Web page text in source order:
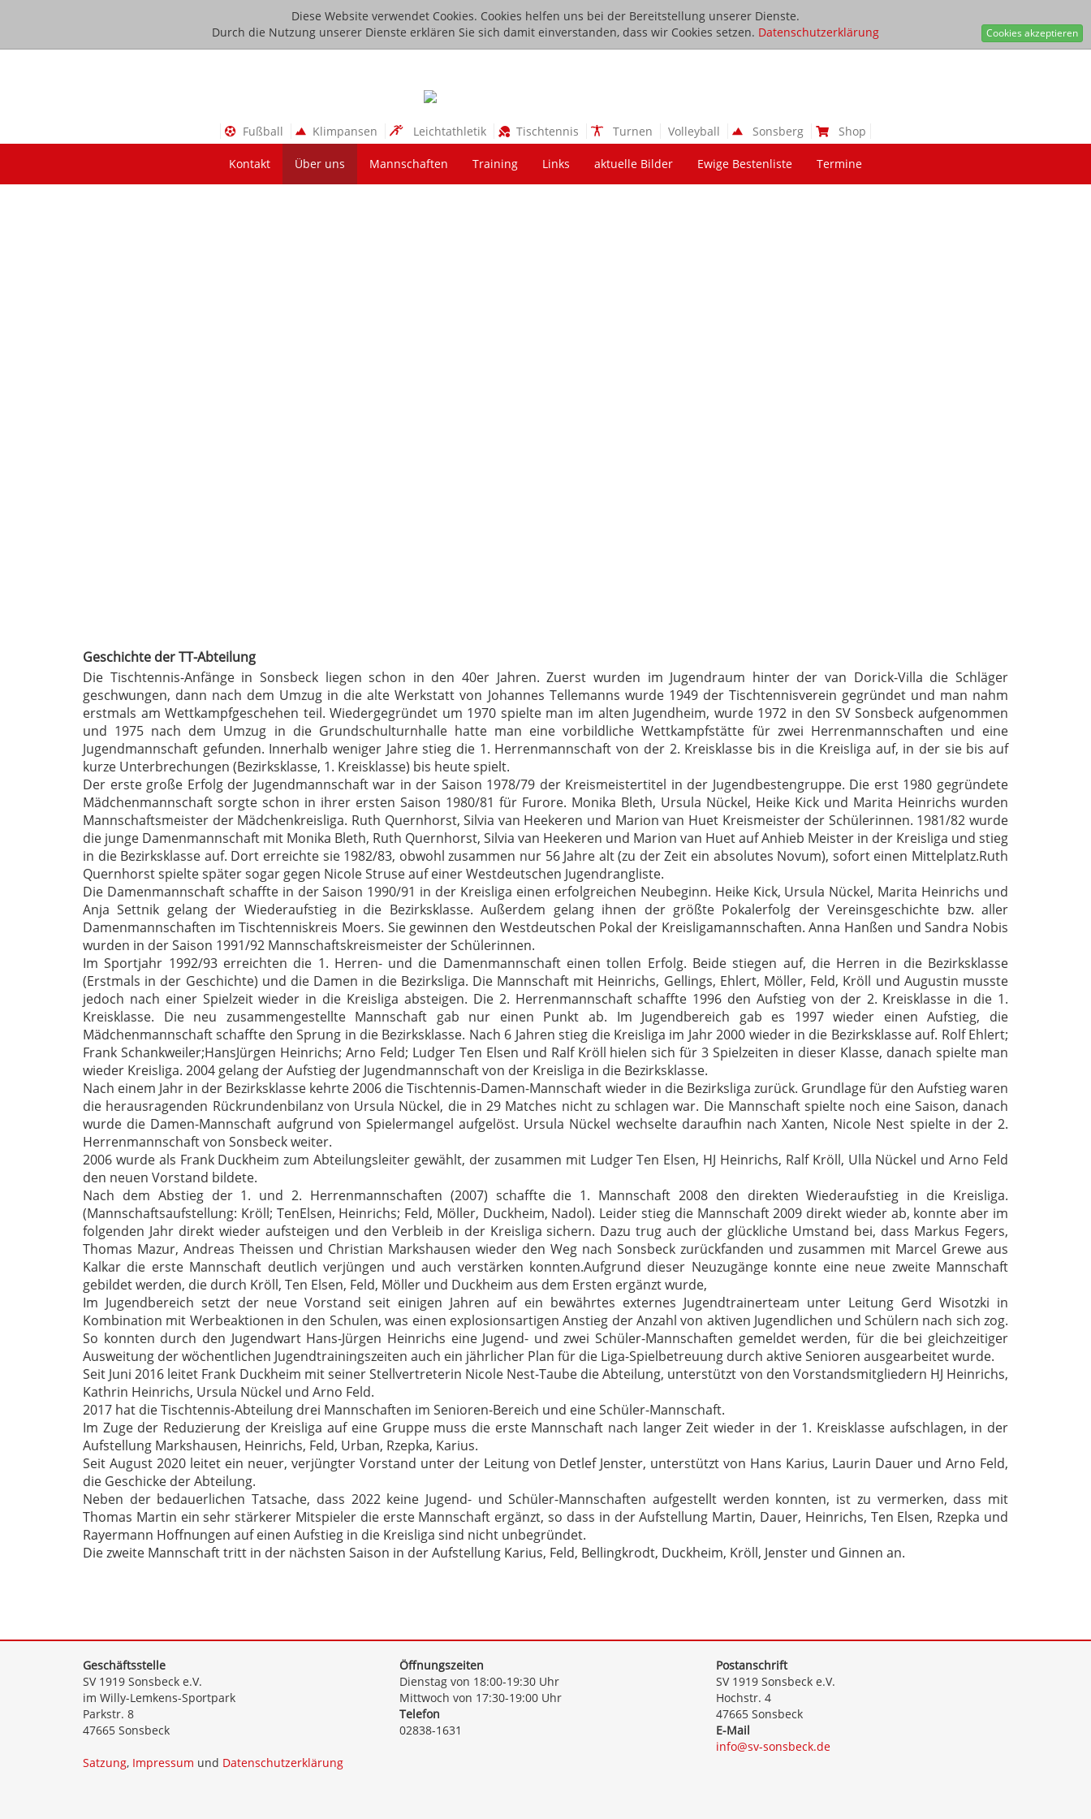
Diese Website verwendet Cookies. Cookies helfen uns bei der Bereitstellung unserer Dienste.
Durch die Nutzung unserer Dienste erklären Sie sich damit einverstanden, dass wir Cookies setzen. Datenschutzerklärung Cookies akzeptieren
Fußball Klimpansen Leichtathletik Tischtennis Turnen Volleyball Sonsberg Shop
Kontakt Über uns Mannschaften Training Links aktuelle Bilder Ewige Bestenliste Termine
Geschichte der TT-Abteilung
Die Tischtennis-Anfänge in Sonsbeck liegen schon in den 40er Jahren.Zuerst wurden im Jugendraum hinter der van Dorick-Villa die Schläger
geschwungen, dann nach dem Umzug in die alte Werkstatt von Johannes Tellemanns wurde 1949 der Tischtennisverein gegründet und man nahm
erstmals am Wettkampfgeschehen teil.Wiedergegründet um 1970 spielte man im alten Jugendheim, wurde 1972 in den SV Sonsbeck aufgenommen
und 1975 nach dem Umzug in die Grundschulturnhalle hatte man eine vorbildliche Wettkampfstätte für zwei Herrenmannschaften und eine
Jugendmannschaft gefunden. Innerhalb weniger Jahre stieg die 1. Herrenmannschaft von der 2. Kreisklasse bis in die Kreisliga auf, in der sie bis auf
kurze Unterbrechungen (Bezirksklasse, 1. Kreisklasse) bis heute spielt.
Der erste große Erfolg der Jugendmannschaft war in der Saison 1978/79 der Kreismeistertitel in der Jugendbestengruppe. Die erst 1980 gegründete
Mädchenmannschaft sorgte schon in ihrer ersten Saison 1980/81 für Furore. Monika Bleth, Ursula Nückel, Heike Kick und Marita Heinrichs wurden
Mannschaftsmeister der Mädchenkreisliga. Ruth Quernhorst, Silvia van Heekeren und Marion van Huet Kreismeister der Schülerinnen. 1981/82 wurde
die junge Damenmannschaft mit Monika Bleth, Ruth Quernhorst, Silvia van Heekeren und Marion van Huet auf Anhieb Meister in der Kreisliga und stieg
in die Bezirksklasse auf. Dort erreichte sie 1982/83, obwohl zusammen nur 56 Jahre alt (zu der Zeit ein absolutes Novum), sofort einen Mittelplatz.Ruth
Quernhorst spielte später sogar gegen Nicole Struse auf einer Westdeutschen Jugendrangliste.
Die Damenmannschaft schaffte in der Saison 1990/91 in der Kreisliga einen erfolgreichen Neubeginn. Heike Kick, Ursula Nückel, Marita Heinrichs und
Anja Settnik gelang der Wiederaufstieg in die Bezirksklasse.Außerdem gelang ihnen der größte Pokalerfolg der Vereinsgeschichte bzw.aller
Damenmannschaften im Tischtenniskreis Moers. Sie gewinnen den Westdeutschen Pokal der Kreisligamannschaften.Anna Hanßen und Sandra Nobis
wurden in der Saison 1991/92 Mannschaftskreismeister der Schülerinnen.
Im Sportjahr 1992/93 erreichten die 1. Herren- und die Damenmannschaft einen tollen Erfolg. Beide stiegen auf, die Herren in die Bezirksklasse
(Erstmals in der Geschichte) und die Damen in die Bezirksliga. Die Mannschaft mit Heinrichs, Gellings, Ehlert, Möller, Feld, Kröll und Augustin musste
jedoch nach einer Spielzeit wieder in die Kreisliga absteigen. Die 2. Herrenmannschaft schaffte 1996 den Aufstieg von der 2. Kreisklasse in die 1.
Kreisklasse. Die neu zusammengestellte Mannschaft gab nur einen Punkt ab. Im Jugendbereich gab es 1997 wieder einen Aufstieg, die
Mädchenmannschaft schaffte den Sprung in die Bezirksklasse. Nach 6 Jahren stieg die Kreisliga im Jahr 2000 wieder in die Bezirksklasse auf. Rolf Ehlert;
Frank Schankweiler;HansJürgen Heinrichs; Arno Feld; Ludger Ten Elsen und Ralf Kröll hielen sich für 3 Spielzeiten in dieser Klasse, danach spielte man
wieder Kreisliga. 2004 gelang der Aufstieg der Jugendmannschaft von der Kreisliga in die Bezirksklasse.
Nach einem Jahr in der Bezirksklasse kehrte 2006 die Tischtennis-Damen-Mannschaft wieder in die Bezirksliga zurück. Grundlage für den Aufstieg waren
die herausragenden Rückrundenbilanz von Ursula Nückel, die in 29 Matches nicht zu schlagen war. Die Mannschaft spielte noch eine Saison, danach
wurde die Damen-Mannschaft aufgrund von Spielermangel aufgelöst. Ursula Nückel wechselte daraufhin nach Xanten, Nicole Nest spielte in der 2.
Herrenmannschaft von Sonsbeck weiter.
2006 wurde als Frank Duckheim zum Abteilungsleiter gewählt, der zusammen mit Ludger Ten Elsen, HJ Heinrichs, Ralf Kröll, Ulla Nückel und Arno Feld
den neuen Vorstand bildete.
Nach dem Abstieg der 1. und 2. Herrenmannschaften (2007) schaffte die 1. Mannschaft 2008 den direkten Wiederaufstieg in die Kreisliga.
(Mannschaftsaufstellung: Kröll; TenElsen, Heinrichs; Feld, Möller, Duckheim, Nadol). Leider stieg die Mannschaft 2009 direkt wieder ab, konnte aber im
folgenden Jahr direkt wieder aufsteigen und den Verbleib in der Kreisliga sichern. Dazu trug auch der glückliche Umstand bei, dass Markus Fegers,
Thomas Mazur, Andreas Theissen und Christian Markshausen wieder den Weg nach Sonsbeck zurückfanden und zusammen mit Marcel Grewe aus
Kalkar die erste Mannschaft deutlich verjüngen und auch verstärken konnten.Aufgrund dieser Neuzugänge konnte eine neue zweite Mannschaft
gebildet werden, die durch Kröll, Ten Elsen, Feld, Möller und Duckheim aus dem Ersten ergänzt wurde,
Im Jugendbereich setzt der neue Vorstand seit einigen Jahren auf ein bewährtes externes Jugendtrainerteam unter Leitung Gerd Wisotzki in
Kombination mit Werbeaktionen in den Schulen, was einen explosionsartigen Anstieg der Anzahl von aktiven Jugendlichen und Schülern nach sich zog.
So konnten durch den Jugendwart Hans-Jürgen Heinrichs eine Jugend- und zwei Schüler-Mannschaften gemeldet werden, für die bei gleichzeitiger
Ausweitung der wöchentlichen Jugendtrainingszeiten auch ein jährlicher Plan für die Liga-Spielbetreuung durch aktive Senioren ausgearbeitet wurde.
Seit Juni 2016 leitet Frank Duckheim mit seiner Stellvertreterin Nicole Nest-Taube die Abteilung, unterstützt von den Vorstandsmitgliedern HJ Heinrichs,
Kathrin Heinrichs, Ursula Nückel und Arno Feld.
2017 hat die Tischtennis-Abteilung drei Mannschaften im Senioren-Bereich und eine Schüler-Mannschaft.
Im Zuge der Reduzierung der Kreisliga auf eine Gruppe muss die erste Mannschaft nach langer Zeit wieder in der 1. Kreisklasse aufschlagen, in der
Aufstellung Markshausen, Heinrichs, Feld, Urban, Rzepka, Karius.
Seit August 2020 leitet ein neuer, verjüngter Vorstand unter der Leitung von Detlef Jenster, unterstützt von Hans Karius, Laurin Dauer und Arno Feld,
die Geschicke der Abteilung.
Neben der bedauerlichen Tatsache, dass 2022 keine Jugend- und Schüler-Mannschaften aufgestellt werden konnten, ist zu vermerken, dass mit
Thomas Martin ein sehr stärkerer Mitspieler die erste Mannschaft ergänzt, so dass in der Aufstellung Martin, Dauer, Heinrichs, Ten Elsen, Rzepka und
Rayermann Hoffnungen auf einen Aufstieg in die Kreisliga sind nicht unbegründet.
Die zweite Mannschaft tritt in der nächsten Saison in der Aufstellung Karius, Feld, Bellingkrodt, Duckheim, Kröll, Jenster und Ginnen an.
Geschäftsstelle
SV 1919 Sonsbeck e.V.
im Willy-Lemkens-Sportpark
Parkstr. 8
47665 Sonsbeck
Satzung, Impressum und Datenschutzerklärung
Öffnungszeiten
Dienstag von 18:00-19:30 Uhr
Mittwoch von 17:30-19:00 Uhr
Telefon
02838-1631
Postanschrift
SV 1919 Sonsbeck e.V.
Hochstr. 4
47665 Sonsbeck
E-Mail
info@sv-sonsbeck.de